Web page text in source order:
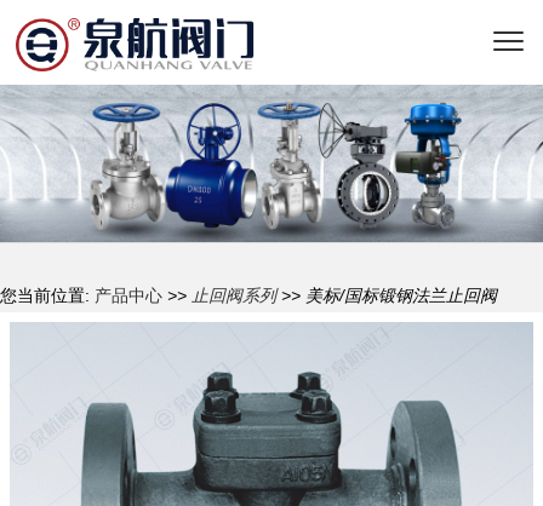
您当前位置: 产品中心 >> 止回阀系列>> 美标/国标锻钢法兰止回阀